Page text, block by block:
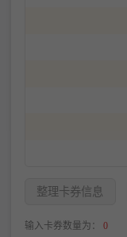
整理卡券信息
输入卡券数量为： 0